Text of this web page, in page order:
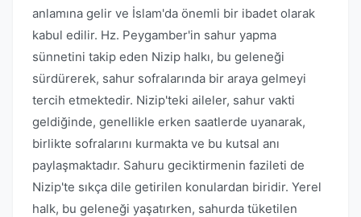
anlamına gelir ve İslam'da önemli bir ibadet olarak
kabul edilir. Hz. Peygamber'in sahur yapma
sünnetini takip eden Nizip halkı, bu geleneği
sürdürerek, sahur sofralarında bir araya gelmeyi
tercih etmektedir. Nizip'teki aileler, sahur vakti
geldiğinde, genellikle erken saatlerde uyanarak,
birlikte sofralarını kurmakta ve bu kutsal anı
paylaşmaktadır. Sahuru geciktirmenin fazileti de
Nizip'te sıkça dile getirilen konulardan biridir. Yerel
halk, bu geleneği yaşatırken, sahurda tüketilen